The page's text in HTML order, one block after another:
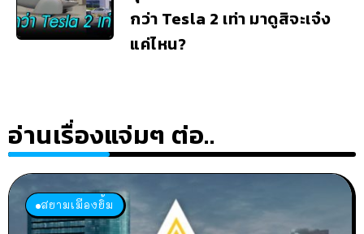
กว่า Tesla 2 เท่า มาดูสิจะเจ๋ง
แค่ไหน?
อ่านเรื่องแจ่มๆ ต่อ..
สยามเมืองยิ้ม